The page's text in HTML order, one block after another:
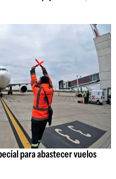
para abastecer vuelos